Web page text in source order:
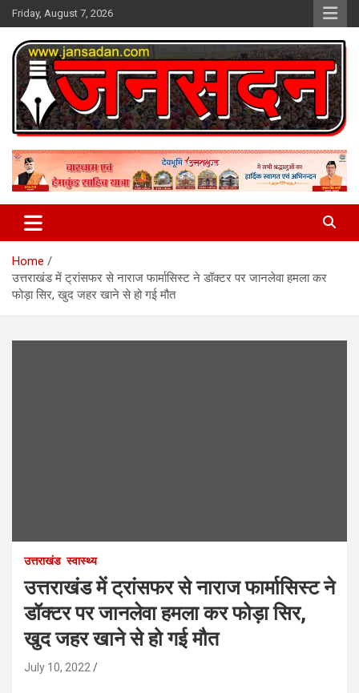
Skip
to
content
Friday, August 7, 2026
Jan Sadan
Home
उत्तराखंड में ट्रांसफर से नाराज फार्मासिस्ट ने डॉक्टर पर जानलेवा हमला कर
फोड़ा सिर, खुद जहर खाने से हो गई मौत
उत्तराखंड स्वास्थ्य
उत्तराखंड में ट्रांसफर से नाराज फार्मासिस्ट ने
डॉक्टर पर जानलेवा हमला कर फोड़ा सिर,
खुद जहर खाने से हो गई मौत
July 10, 2022